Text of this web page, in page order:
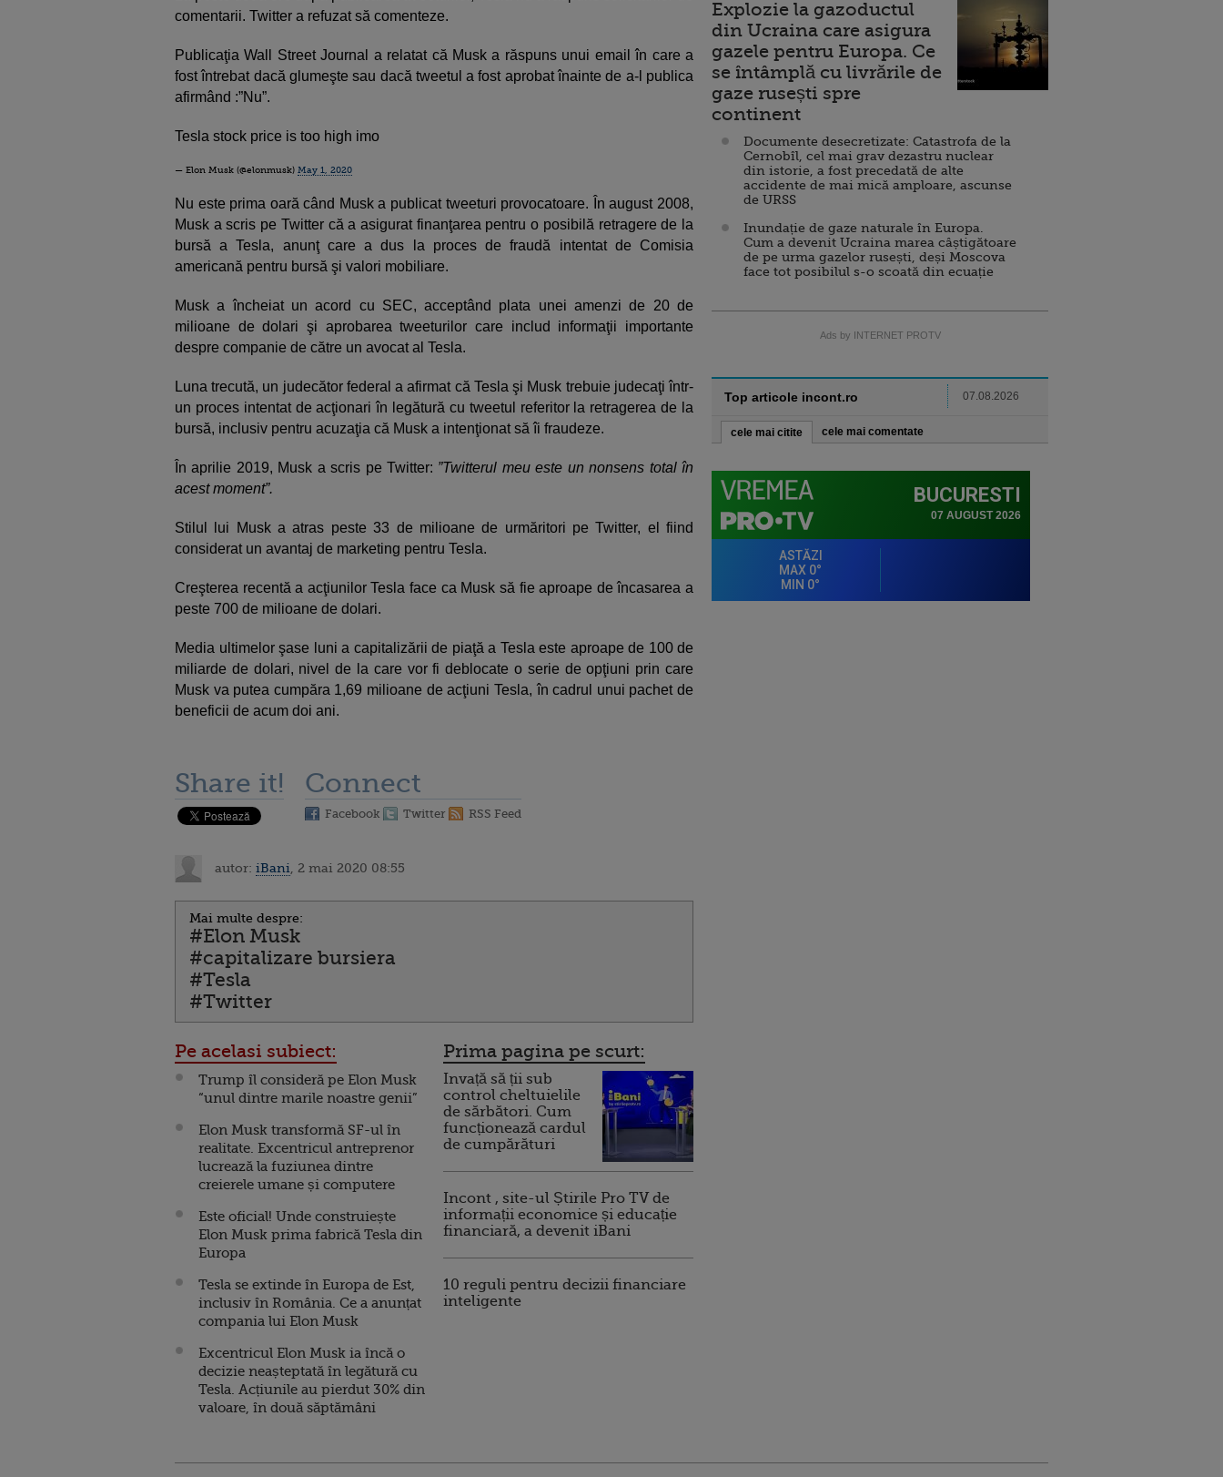
comentarii. Twitter a refuzat să comenteze.
Publicaţia Wall Street Journal a relatat că Musk a răspuns unui email în care a
fost întrebat dacă glumeşte sau dacă tweetul a fost aprobat înainte de a-l publica
afirmând :”Nu”.
Tesla stock price is too high imo
— Elon Musk (@elonmusk) May 1, 2020
Nu este prima oară când Musk a publicat tweeturi provocatoare. În august 2008,
Musk a scris pe Twitter că a asigurat finanţarea pentru o posibilă retragere de la
bursă a Tesla, anunţ care a dus la proces de fraudă intentat de Comisia
americană pentru bursă şi valori mobiliare.
Musk a încheiat un acord cu SEC, acceptând plata unei amenzi de 20 de
milioane de dolari şi aprobarea tweeturilor care includ informaţii importante
despre companie de către un avocat al Tesla.
Luna trecută, un judecător federal a afirmat că Tesla şi Musk trebuie judecaţi într-
un proces intentat de acţionari în legătură cu tweetul referitor la retragerea de la
bursă, inclusiv pentru acuzaţia că Musk a intenţionat să îi fraudeze.
În aprilie 2019, Musk a scris pe Twitter: ”Twitterul meu este un nonsens total în
acest moment”.
Stilul lui Musk a atras peste 33 de milioane de urmăritori pe Twitter, el fiind
considerat un avantaj de marketing pentru Tesla.
Creşterea recentă a acţiunilor Tesla face ca Musk să fie aproape de încasarea a
peste 700 de milioane de dolari.
Media ultimelor şase luni a capitalizării de piaţă a Tesla este aproape de 100 de
miliarde de dolari, nivel de la care vor fi deblocate o serie de opţiuni prin care
Musk va putea cumpăra 1,69 milioane de acţiuni Tesla, în cadrul unui pachet de
beneficii de acum doi ani.
Share it! Connect
Facebook Twitter RSS Feed
autor: iBani , 2 mai 2020 08:55
Mai multe despre:
#Elon Musk
#capitalizare bursiera
#Tesla
#Twitter
Pe acelasi subiect:
Trump îl consideră pe Elon Musk
“unul dintre marile noastre genii”
Elon Musk transformă SF-ul în
realitate. Excentricul antreprenor
lucrează la fuziunea dintre
creierele umane și computere
Este oficial! Unde construiește
Elon Musk prima fabrică Tesla din
Europa
Tesla se extinde în Europa de Est,
inclusiv în România. Ce a anunțat
compania lui Elon Musk
Excentricul Elon Musk ia încă o
decizie neașteptată în legătură cu
Tesla. Acțiunile au pierdut 30% din
valoare, în două săptămâni
Prima pagina pe scurt:
Invață să ții sub
control cheltuielile
de sărbători. Cum
funcționează cardul
de cumpărături
Incont , site-ul Știrile Pro TV de
informații economice și educație
financiară, a devenit iBani
10 reguli pentru decizii financiare
inteligente
Explozie la gazoductul
din Ucraina care asigura
gazele pentru Europa. Ce
se întâmplă cu livrările de
gaze rusești spre
continent
Documente desecretizate: Catastrofa de la
Cernobîl, cel mai grav dezastru nuclear
din istorie, a fost precedată de alte
accidente de mai mică amploare, ascunse
de URSS
Inundație de gaze naturale în Europa.
Cum a devenit Ucraina marea câștigătoare
de pe urma gazelor rusești, deși Moscova
face tot posibilul s-o scoată din ecuație
Ads by INTERNET PROTV
Top articole incont.ro 07.08.2026
cele mai citite cele mai comentate